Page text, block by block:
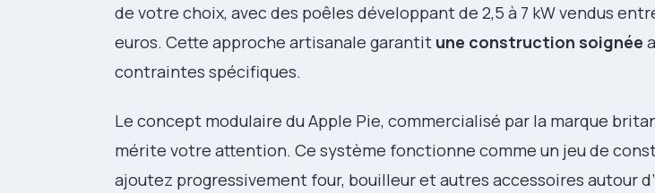
de votre choix, avec des poêles développant de 2,5 à 7 kW vendus
euros. Cette approche artisanale garantit une construction soignée
contraintes spécifiques.
Le concept modulaire du Apple Pie, commercialisé par la marque
mérite votre attention. Ce système fonctionne comme un jeu de
ajoutez progressivement four, bouilleur et autres accessoires autour